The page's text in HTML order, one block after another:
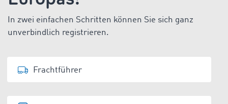
In zwei einfachen Schritten können Sie sich ganz
unverbindlich registrieren.
Frachtführer